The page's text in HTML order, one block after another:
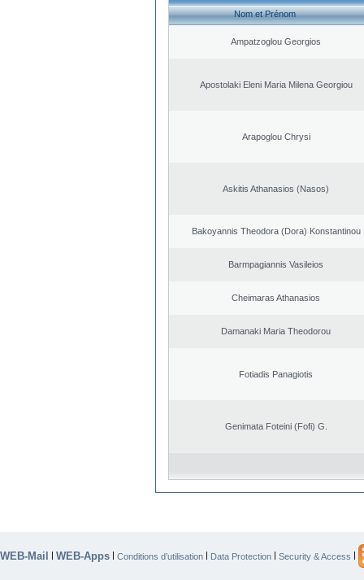
Nom et Prénom
Ampatzoglou Georgios
Apostolaki Eleni Maria Milena Georgiou
Arapoglou Chrysi
Askitis Athanasios (Nasos)
Bakoyannis Theodora (Dora) Konstantinou
Barmpagiannis Vasileios
Cheimaras Athanasios
Damanaki Maria Theodorou
Fotiadis Panagiotis
Genimata Foteini (Fofi) G.
WEB-Mail | WEB-Apps | Conditions d’utilisation | Data Protection | Security & Access |